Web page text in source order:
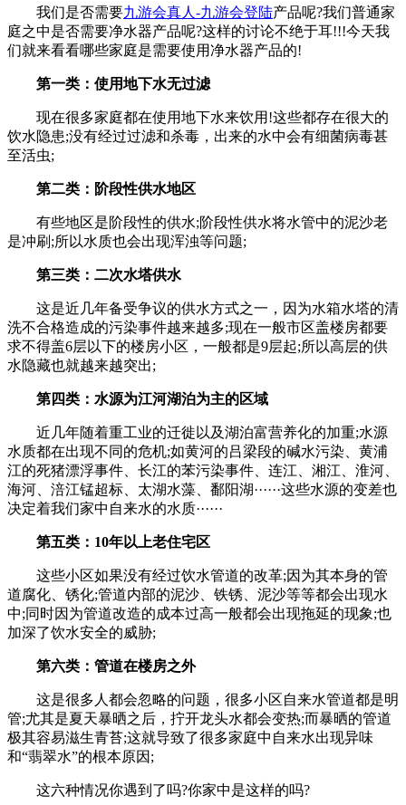
我们是否需要九游会真人-九游会登陆产品呢?我们普通家
庭之中是否需要净水器产品呢?这样的讨论不绝于耳!!!今天我
们就来看看哪些家庭是需要使用净水器产品的!
第一类：使用地下水无过滤
现在很多家庭都在使用地下水来饮用!这些都存在很大的
饮水隐患;没有经过过滤和杀毒，出来的水中会有细菌病毒甚
至活虫;
第二类：阶段性供水地区
有些地区是阶段性的供水;阶段性供水将水管中的泥沙老
是冲刷;所以水质也会出现浑浊等问题;
第三类：二次水塔供水
这是近几年备受争议的供水方式之一，因为水箱水塔的清
洗不合格造成的污染事件越来越多;现在一般市区盖楼房都要
求不得盖6层以下的楼房小区，一般都是9层起;所以高层的供
水隐藏也就越来越突出;
第四类：水源为江河湖泊为主的区域
近几年随着重工业的迁徙以及湖泊富营养化的加重;水源
水质都在出现不同的危机;如黄河的吕梁段的碱水污染、黄浦
江的死猪漂浮事件、长江的苯污染事件、连江、湘江、淮河、
海河、涪江锰超标、太湖水藻、鄱阳湖······这些水源的变差也
决定着我们家中自来水的水质······
第五类：10年以上老住宅区
这些小区如果没有经过饮水管道的改革;因为其本身的管
道腐化、锈化;管道内部的泥沙、铁锈、泥沙等等都会出现水
中;同时因为管道改造的成本过高一般都会出现拖延的现象;也
加深了饮水安全的威胁;
第六类：管道在楼房之外
这是很多人都会忽略的问题，很多小区自来水管道都是明
管;尤其是夏天暴晒之后，拧开龙头水都会变热;而暴晒的管道
极其容易滋生青苔;这就导致了很多家庭中自来水出现异味
和“翡翠水”的根本原因;
这六种情况你遇到了吗?你家中是这样的吗?